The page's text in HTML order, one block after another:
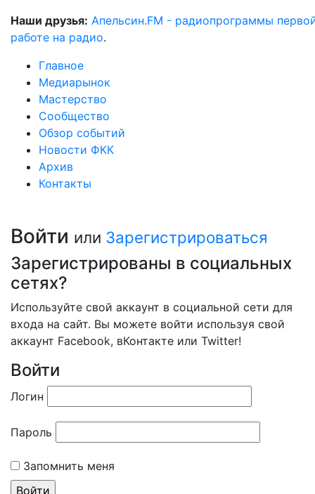
Наши друзья: Апельсин.FM - радиопрограммы
работе на радио.
Главное
Медиарынок
Мастерство
Сообщество
Обзор событий
Новости ФКК
Архив
Контакты
Войти или Зарегистрироваться
Зарегистрированы в социальных
сетях?
Используйте свой аккаунт в социальной сети для
входа на сайт. Вы можете войти используя свой
аккаунт Facebook, вКонтакте или Twitter!
Войти
Логин
Пароль
Запомнить меня